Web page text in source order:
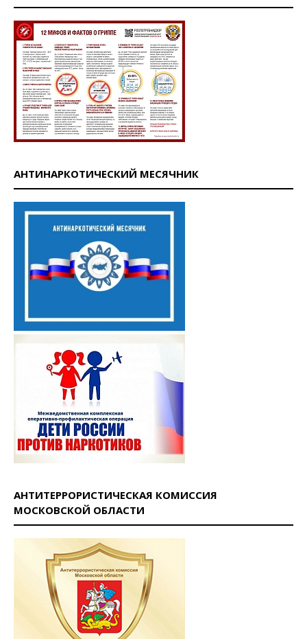
АНТИНАРКОТИЧЕСКИЙ МЕСЯЧНИК
АНТИТЕРРОРИСТИЧЕСКАЯ КОМИССИЯ
МОСКОВСКОЙ ОБЛАСТИ